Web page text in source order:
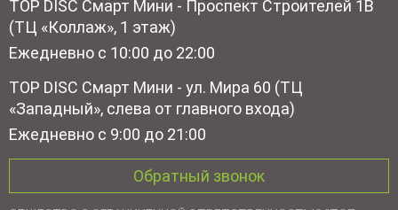
TOP DISC Смарт Мини - Проспект Строителей 1В
(ТЦ «Коллаж», 1 этаж)
Ежедневно с 10:00 до 22:00
TOP DISC Смарт Мини - ул. Мира 60 (ТЦ
«Западный», слева от главного входа)
Ежедневно с 9:00 до 21:00
Обратный звонок